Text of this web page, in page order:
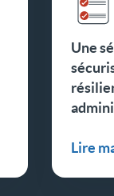
Une
Lire